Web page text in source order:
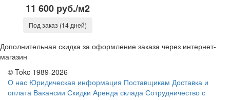
11 600 руб./м2
Под заказ (14 дней)
Дополнительная скидка за оформление заказа через интернет-
магазин
© Tokc 1989-2026
О нас Юридическая информация Поставщикам Доставка и
оплата Вакансии Скидки Аренда склада Сотрудничество с